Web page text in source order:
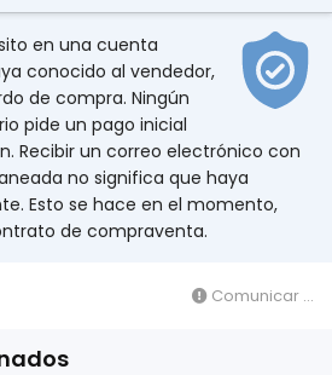
en una cuenta
conocido al vendedor,
de compra. Ningún
pide un pago inicial
Recibir un correo electrónico con
no significa que haya
Esto se hace en el momento,
de compraventa.
Comunicar ...